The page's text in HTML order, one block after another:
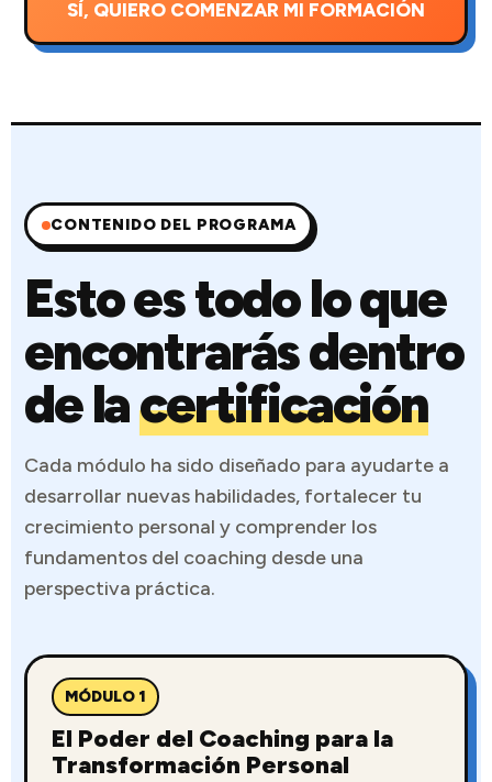
SÍ, QUIERO COMENZAR MI FORMACIÓN
CONTENIDO DEL PROGRAMA
Esto es todo lo que
encontrarás dentro
de lacertificación
Cada módulo ha sido diseñado para ayudarte a
desarrollar nuevas habilidades, fortalecer tu
crecimiento personal y comprender los
fundamentos del coaching desde una
perspectiva práctica.
MÓDULO 1
El Poder del Coaching para la
Transformación Personal